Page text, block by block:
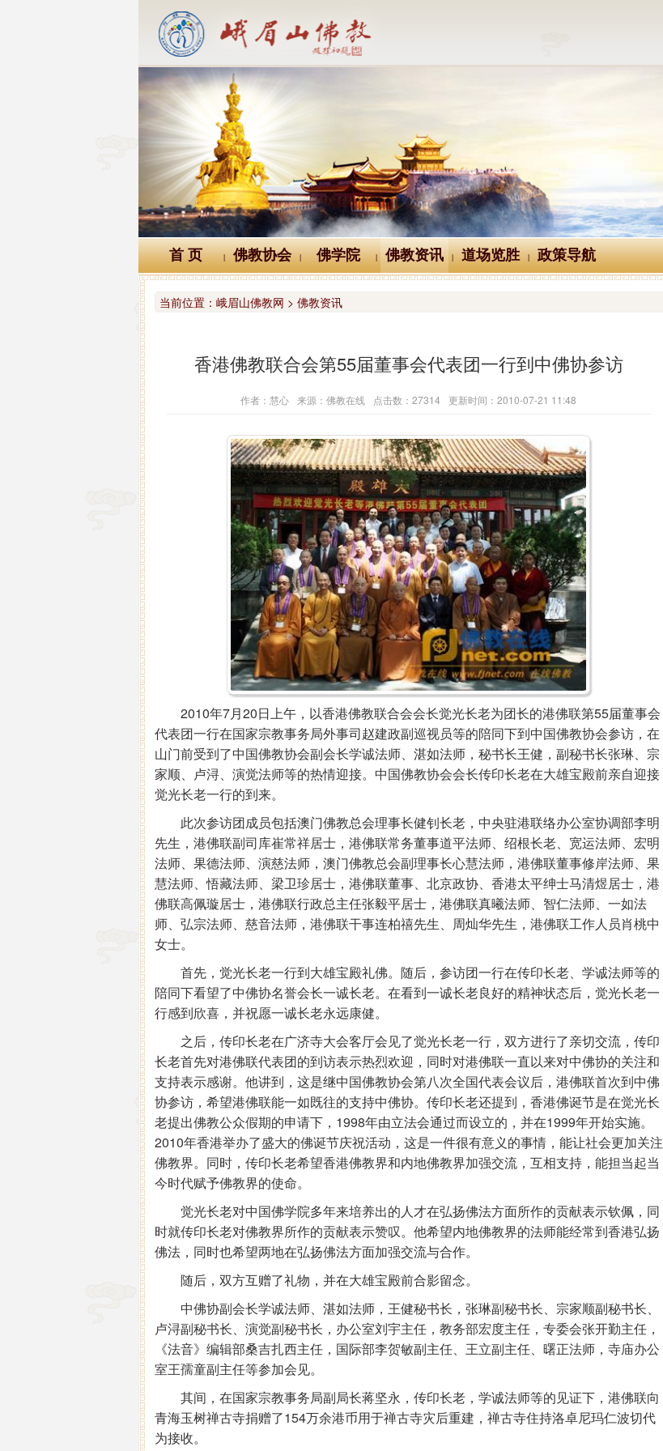
首 页 | 佛教协会 | 佛学院 | 佛教资讯 | 道场览胜 | 政策导航
当前位置： 峨眉山佛教网 > 佛教资讯
香港佛教联合会第55届董事会代表团一行到中佛协参访
作者：慧心 来源：佛教在线 点击数：27314 更新时间：2010-07-21 11:48
2010年7月20日上午，以香港佛教联合会会长觉光长老为团长的港佛联第55届董事会
代表团一行在国家宗教事务局外事司赵建政副巡视员等的陪同下到中国佛教协会参访，在
山门前受到了中国佛教协会副会长学诚法师、湛如法师，秘书长王健，副秘书长张琳、宗
家顺、卢浔、演觉法师等的热情迎接。中国佛教协会会长传印长老在大雄宝殿前亲自迎接
觉光长老一行的到来。
此次参访团成员包括澳门佛教总会理事长健钊长老，中央驻港联络办公室协调部李明
先生，港佛联副司库崔常祥居士，港佛联常务董事道平法师、绍根长老、宽运法师、宏明
法师、果德法师、演慈法师，澳门佛教总会副理事长心慧法师，港佛联董事修岸法师、果
慧法师、悟藏法师、梁卫珍居士，港佛联董事、北京政协、香港太平绅士马清煜居士，港
佛联高佩璇居士，港佛联行政总主任张毅平居士，港佛联真曦法师、智仁法师、一如法
师、弘宗法师、慈音法师，港佛联干事连柏禧先生、周灿华先生，港佛联工作人员肖桃中
女士。
首先，觉光长老一行到大雄宝殿礼佛。随后，参访团一行在传印长老、学诚法师等的
陪同下看望了中佛协名誉会长一诚长老。在看到一诚长老良好的精神状态后，觉光长老一
行感到欣喜，并祝愿一诚长老永远康健。
之后，传印长老在广济寺大会客厅会见了觉光长老一行，双方进行了亲切交流，传印
长老首先对港佛联代表团的到访表示热烈欢迎，同时对港佛联一直以来对中佛协的关注和
支持表示感谢。他讲到，这是继中国佛教协会第八次全国代表会议后，港佛联首次到中佛
协参访，希望港佛联能一如既往的支持中佛协。传印长老还提到，香港佛诞节是在觉光长
老提出佛教公众假期的申请下，1998年由立法会通过而设立的，并在1999年开始实施。
2010年香港举办了盛大的佛诞节庆祝活动，这是一件很有意义的事情，能让社会更加关注
佛教界。同时，传印长老希望香港佛教界和内地佛教界加强交流，互相支持，能担当起当
今时代赋予佛教界的使命。
觉光长老对中国佛学院多年来培养出的人才在弘扬佛法方面所作的贡献表示钦佩，同
时就传印长老对佛教界所作的贡献表示赞叹。他希望内地佛教界的法师能经常到香港弘扬
佛法，同时也希望两地在弘扬佛法方面加强交流与合作。
随后，双方互赠了礼物，并在大雄宝殿前合影留念。
中佛协副会长学诚法师、湛如法师，王健秘书长，张琳副秘书长、宗家顺副秘书长、
卢浔副秘书长、演觉副秘书长，办公室刘宇主任，教务部宏度主任，专委会张开勤主任，
《法音》编辑部桑吉扎西主任，国际部李贺敏副主任、王立副主任、曙正法师，寺庙办公
室王孺童副主任等参加会见。
其间，在国家宗教事务局副局长蒋坚永，传印长老，学诚法师等的见证下，港佛联向
青海玉树禅古寺捐赠了154万余港币用于禅古寺灾后重建，禅古寺住持洛卓尼玛仁波切代
为接收。